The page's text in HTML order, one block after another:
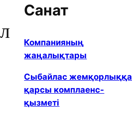
Санат
Компанияның
жаңалықтары
Сыбайлас жемқорлыққа
қарсы комплаенс-
қызметі